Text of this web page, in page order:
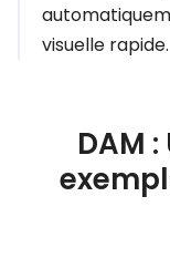
visuelle rapide.
DAM